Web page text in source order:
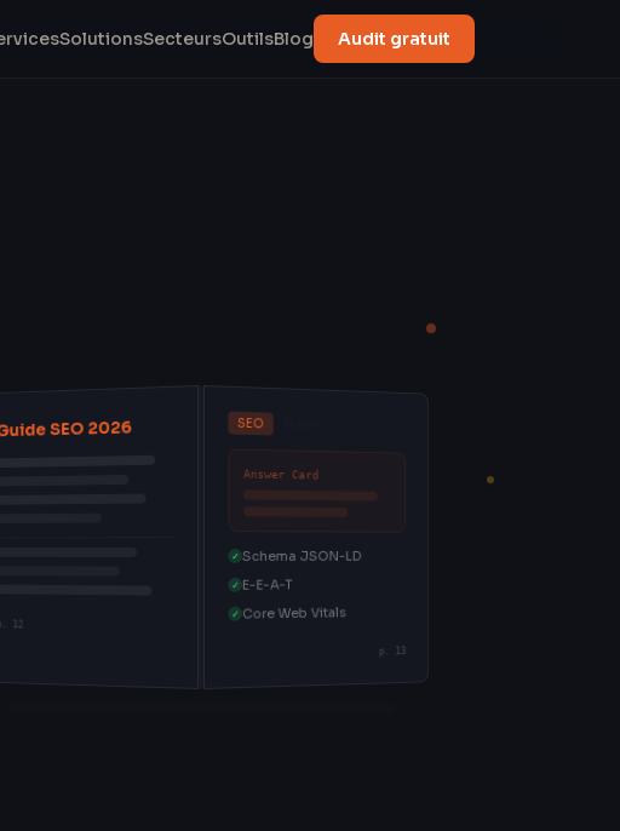
SolutionsSecteursOutilsBlog Audit gratuit
SEO 2026
12
SEO
Answer Card
✓ Schema JSON-LD
✓ E-E-A-T
✓ Core Web Vitals
p. 13